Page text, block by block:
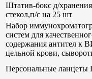
Штатив-бокс д/
стекол,п/с на 25 шт
Набор
систем для
содержания антител к
цельной крови,
Персональные ланцеты